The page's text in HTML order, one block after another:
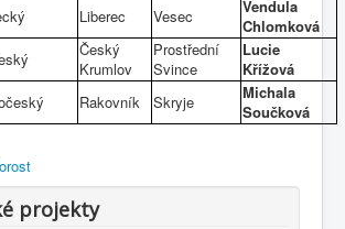
Liberec Vesec
Vendula
Chlomková
Český
Krumlov
Prostřední
Svince
Lucie
Křížová
Rakovník Skryje
Michala
Součková
projekty